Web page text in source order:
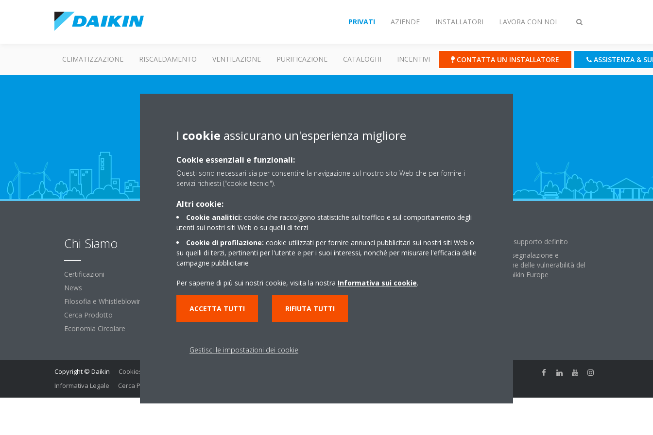
Attiva/disattiva
PRIVATI AZIENDE INSTALLATORI LAVORA CON NOI
CLIMATIZZAZIONE RISCALDAMENTO VENTILAZIONE PURIFICAZIONE CATALOGHI INCENTIVI CONTATTA UN INSTALLATORE ASSISTENZA &
Customer Portal
Chi Siamo
Certificazioni
News
Filosofia e Whistleblowing
Cerca Prodotto
Economia Circolare
Soluzioni
Per l'Azienda
Contattaci
Ricerca un punto vendita
Periodo di supporto definito
Politica di segnalazione e
divulgazione delle vulnerabilità del
Gruppo Daikin Europe
Copyright © Daikin Cookies Policy
Informativa Legale
Cerca Prodotto
I cookie assicurano un'esperienza migliore
Cookie essenziali e funzionali:
Questi sono necessari sia per consentire la navigazione sul nostro sito Web che per fornire i
servizi richiesti ("cookie tecnici").
Altri cookie:
Cookie analitici: cookie che raccolgono statistiche sul traffico e sul comportamento degli
utenti sui nostri siti Web o su quelli di terzi
Cookie di profilazione: cookie utilizzati per fornire annunci pubblicitari sui nostri siti Web o
su quelli di terzi, pertinenti per l'utente e per i suoi interessi, nonché per misurare l'efficacia delle
campagne pubblicitarie
Per saperne di più sui nostri cookie, visita la nostra Informativa sui cookie.
ACCETTA TUTTI RIFIUTA TUTTI
Gestisci le impostazioni dei cookie